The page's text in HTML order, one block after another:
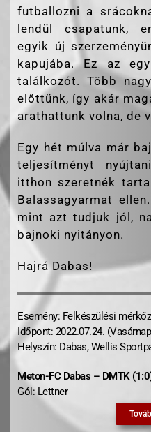
futballozni a
lendül csapatunk,
egyik új
kapujába. Ez az
találkozót. Több
előttünk, így akár
arathattunk volna, de
Egy hét múlva már
teljesítményt
itthon szeretnék
Balassagyarmat
mint azt tudjuk jól,
bajnoki nyitányon.
Hajrá Dabas!
Esemény: Felkészülési
Időpont: 2022.07.24.
Helyszín: Dabas, Wellis
Meton-FC Dabas – DMTK
Gól: Lettner